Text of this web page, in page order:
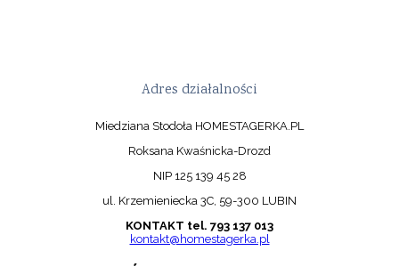
Adres działalności
Miedziana Stodoła HOMESTAGERKA.PL
Roksana Kwaśnicka-Drozd
NIP 125 139 45 28
ul. Krzemieniecka 3C, 59-300 LUBIN
KONTAKT tel. 793 137 013
kontakt@homestagerka.pl